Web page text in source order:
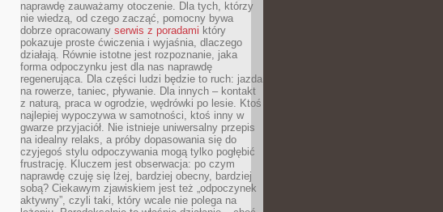
naprawdę zauważamy otoczenie. Dla tych, którzy
nie wiedzą, od czego zacząć, pomocny bywa
dobrze opracowany serwis z poradami który
pokazuje proste ćwiczenia i wyjaśnia, dlaczego
działają. Równie istotne jest rozpoznanie, jaka
forma odpoczynku jest dla nas naprawdę
regenerująca. Dla części ludzi będzie to ruch: jazda
na rowerze, taniec, pływanie. Dla innych – kontakt
z naturą, praca w ogrodzie, wędrówki po lesie. Ktoś
najlepiej wypoczywa w samotności, ktoś inny w
gwarze przyjaciół. Nie istnieje uniwersalny przepis
na idealny relaks, a próby dopasowania się do
czyjegoś stylu odpoczywania mogą tylko pogłębić
frustrację. Kluczem jest obserwacja: po czym
naprawdę czuję się lżej, bardziej obecny, bardziej
sobą? Ciekawym zjawiskiem jest też „odpoczynek
aktywny”, czyli taki, który wcale nie polega na